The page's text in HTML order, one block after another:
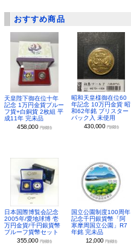
おすすめ商品
天皇陛下御在位十年
記念 1万円金貨プルー
フ貨+白銅貨 2枚組 平
成11年 完未品
458,000 円(税別)
昭和天皇様御在位60
年記念 10万円金貨 昭
和62年銘 ブリスター
パック入 未使用
430,000 円(税別)
日本国際博覧会記念
2005年/愛地球博 壱
万円金貨/千円銀貨幣
プルーフ貨幣セット
355,000 円(税別)
国立公園制度100周年
記念千円銀貨幣「阿
寒摩周国立公園」R7
年銘 完未品
12,000 円(税別)